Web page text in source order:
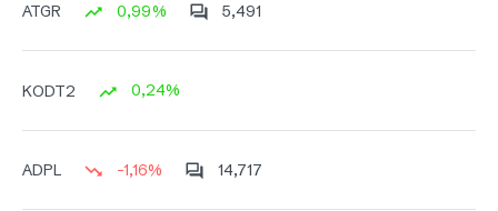
ATGR 0,99% 5,491
KODT2 0,24%
ADPL -1,16% 14,717